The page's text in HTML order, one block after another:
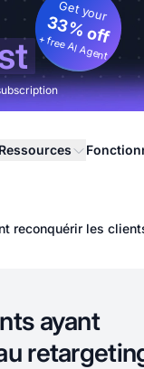
Get your
33% off
+ free AI Agent
Ressources
reconquérir les
ayant